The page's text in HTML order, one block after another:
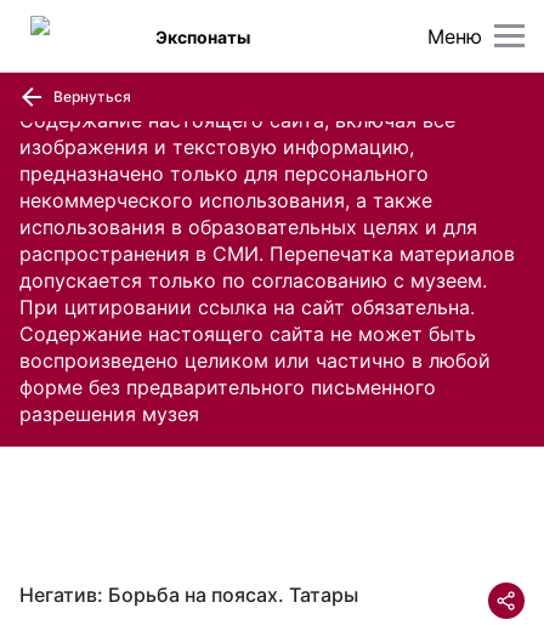
Содержание настоящего сайта, включая все
изображения и текстовую информацию,
предназначено только для персонального
некоммерческого использования, а также
использования в образовательных целях и для
распространения в СМИ. Перепечатка материалов
допускается только по согласованию с музеем.
При цитировании ссылка на сайт обязательна.
Содержание настоящего сайта не может быть
воспроизведено целиком или частично в любой
форме без предварительного письменного
разрешения музея
Меню
Экспонаты
Вернуться
Негатив: Борьба на поясах. Татары